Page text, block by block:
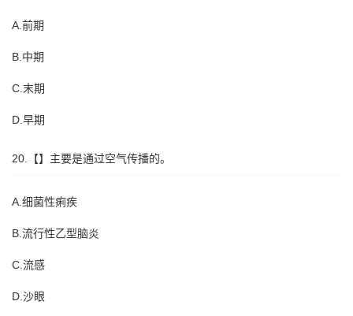
A.前期
B.中期
C.末期
D.早期
20.【】主要是通过空气传播的。
A.细菌性痢疾
B.流行性乙型脑炎
C.流感
D.沙眼